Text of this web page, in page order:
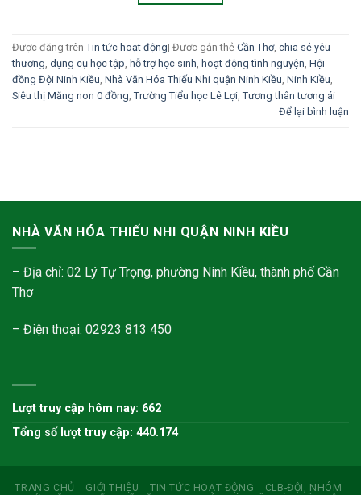
Được đăng trên Tin tức hoạt động| Được gắn thẻ Cần Thơ, chia sẻ yêu
thương dụng cụ học tập hỗ trợ học sinh hoạt động tình nguyện Hội
đồng Đội Ninh Kiều Nhà Văn Hóa Thiếu Nhi quận Ninh Kiều Ninh Kiều
Siêu thị Măng non 0 đồng Trường Tiểu học Lê Lợi Tương thân tương ái
Để lại bình luận
NHÀ VĂN HÓA THIẾU NHI QUẬN NINH KIỀU
– Địa chỉ: 02 Lý Tự Trọng, phường Ninh Kiều, thành phố Cần
Thơ
– Điện thoại: 02923 813 450
Lượt truy cập hôm nay: 662
Tổng số lượt truy cập: 440.174
TRANG CHỦ GIỚI THIỆU TIN TỨC HOẠT ĐỘNG
CLB-ĐỘI, NHÓM